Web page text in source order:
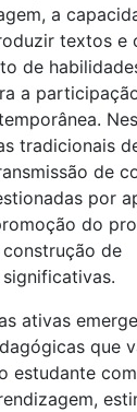
a
textos e
de
a
tradicionais
de
por
do
de
ativas
que
estudante